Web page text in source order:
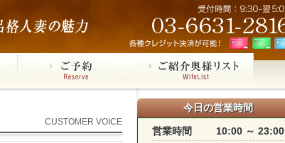
CUSTOMER VOICE
今日の営業時間
営業時間 10:00 ～ 23:00